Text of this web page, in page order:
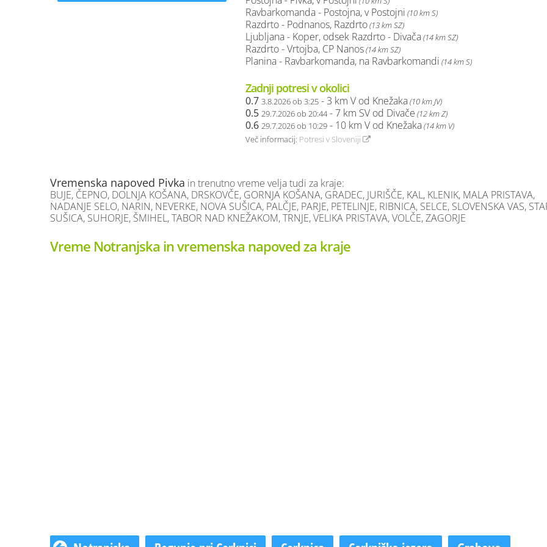
Ravbarkomanda - Postojna, v Postojni (10 km S)
Razdrto - Podnanos, Razdrto(13 km SZ)
Ljubljana - Koper, odsek Razdrto - Divača(14 km SZ)
Razdrto - Vrtojba, CP Nanos(14 km SZ)
Planina - Ravbarkomanda, na Ravbarkomandi (14 km S)
Zadnji potresi v okolici
0.7 3.8.2026 ob 3:25 - 3 km V od Knežaka(10 km JV)
0.5 29.7.2026 ob 20:44- 7 km SV od Divače (12 km Z)
0.6 29.7.2026 ob 10:29 - 10 km V od Knežaka(14 km V)
Več informacij: Potresi v Sloveniji
Vremenska napoved Pivka in trenutno vreme velja tudi za kraje:
BUJE, ČEPNO, DOLNJA KOŠANA, DRSKOVČE, GORNJA KOŠANA, GRADEC, JURIŠČE, KAL, KLENIK, MALA PRISTAVA,
NADANJE SELO, NARIN, NEVERKE, NOVA SUŠICA, PALČJE, PARJE, PETELINJE, RIBNICA, SELCE, SLOVENSKA VAS,
SUŠICA, SUHORJE, ŠMIHEL, TABOR NAD KNEŽAKOM, TRNJE, VELIKA PRISTAVA, VOLČE, ZAGORJE
Vreme Notranjska in vremenska napoved za kraje